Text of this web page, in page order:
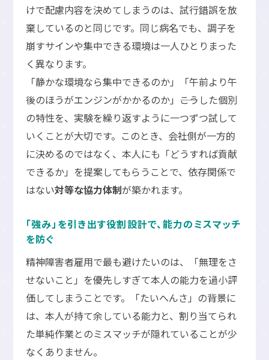
けで配慮内容を決めてしまうのは、試行錯誤を放
棄しているのと同じです。同じ病名でも、調子を
崩すサインや集中できる環境は一人ひとりまった
く異なります。
「静かな環境なら集中できるのか」「午前より午
後のほうがエンジンがかかるのか」――こうした個別
の特性を、実験を繰り返すように一つずつ試して
いくことが大切です。このとき、会社側が一方的
に決めるのではなく、本人にも「どうすれば貢献
できるか」を提案してもらうことで、依存関係で
はない対等な協力体制が築かれます。
「強み」を引き出す役割設計で、能力のミスマッチ
を防ぐ
精神障害者雇用で最も避けたいのは、「無理をさ
せないこと」を優先しすぎて本人の能力を過小評
価してしまうことです。「たいへんさ」の背景に
は、本人が持て余している能力と、割り当てられ
た単純作業とのミスマッチが隠れていることが少
なくありません。